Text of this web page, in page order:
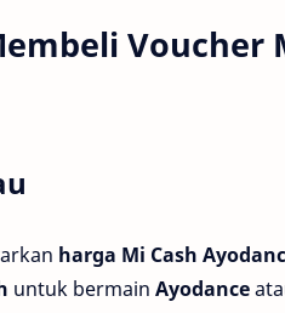
Voucher
harga Mi Cash
untuk bermain Ayodance